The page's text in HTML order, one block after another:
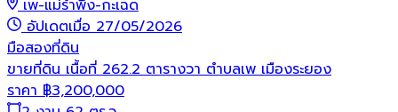
เพ-แม่รำพึง-กะเฉด
อัปเดตเมื่อ 27/05/2026
มือสองที่ดิน
ขายที่ดิน เนื้อที่ 262.2 ตารางวา ตำบลเพ เมืองระยอง
ราคา ฿3,200,000